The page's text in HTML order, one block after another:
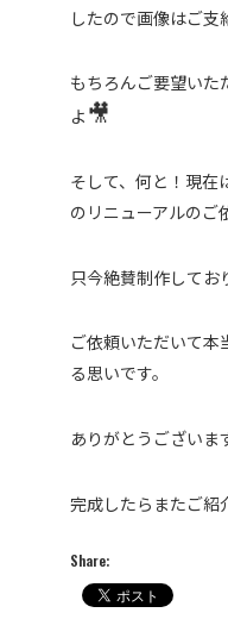
したので画像はご支
もちろんご要望いた
よ 🎥
そして、何と！現在
のリニューアルのご
只今絶賛制作してお
ご依頼いただいて本
る思いです。
ありがとうございま
完成したらまたご
Share: